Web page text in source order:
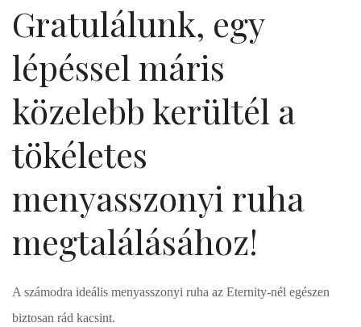
Gratulálunk, egy
lépéssel máris
közelebb kerültél a
tökéletes
menyasszonyi ruha
megtalálásához!
A számodra ideális menyasszonyi ruha az Eternity-nél egészen
biztosan rád kacsint.